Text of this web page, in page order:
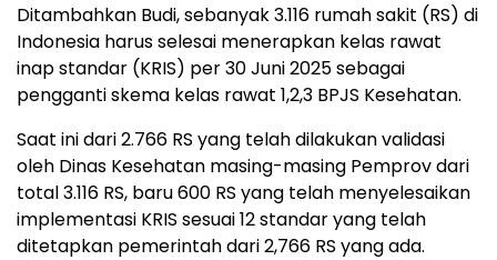
Ditambahkan Budi, sebanyak 3.116 rumah sakit (RS) di
Indonesia harus selesai menerapkan kelas rawat
inap standar (KRIS) per 30 Juni 2025 sebagai
pengganti skema kelas rawat 1,2,3 BPJS Kesehatan.
Saat ini dari 2.766 RS yang telah dilakukan validasi
oleh Dinas Kesehatan masing-masing Pemprov dari
total 3.116 RS, baru 600 RS yang telah menyelesaikan
implementasi KRIS sesuai 12 standar yang telah
ditetapkan pemerintah dari 2,766 RS yang ada.